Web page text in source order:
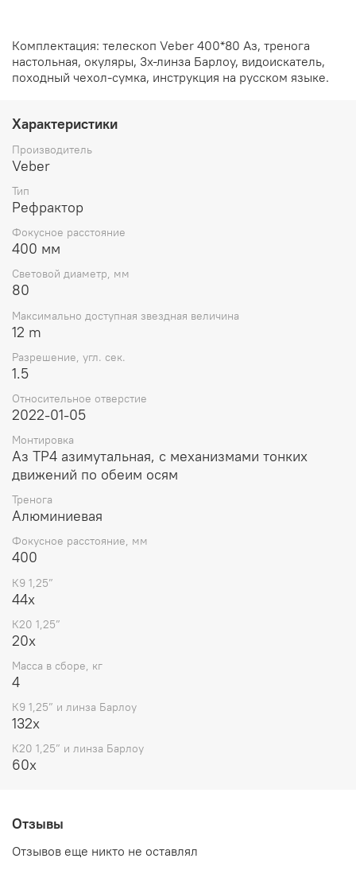
Комплектация: телескоп Veber 400*80 Аз, тренога
настольная, окуляры, 3х-линза Барлоу, видоискатель,
походный чехол-сумка, инструкция на русском языке.
Характеристики
Производитель
Veber
Тип
Рефрактор
Фокусное расстояние
400 мм
Световой диаметр, мм
80
Максимально доступная звездная величина
12 m
Разрешение, угл. сек.
1.5
Относительное отверстие
2022-01-05
Монтировка
Аз TP4 азимутальная, с механизмами тонких
движений по обеим осям
Тренога
Алюминиевая
Фокусное расстояние, мм
400
К9 1,25”
44x
К20 1,25”
20x
Масса в сборе, кг
4
К9 1,25” и линза Барлоу
132x
К20 1,25” и линза Барлоу
60x
Отзывы
Отзывов еще никто не оставлял